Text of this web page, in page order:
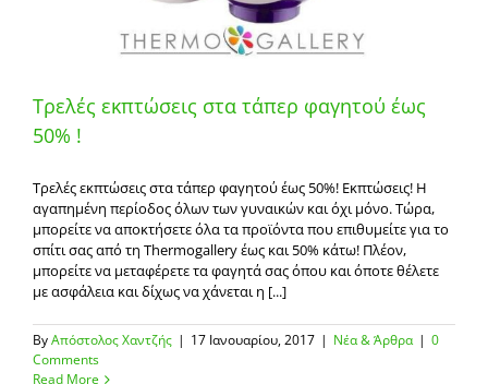
Τρελές εκπτώσεις στα τάπερ φαγητού έως
50% !
Τρελές εκπτώσεις στα τάπερ φαγητού έως 50%! Εκπτώσεις! Η
αγαπημένη περίοδος όλων των γυναικών και όχι μόνο. Τώρα,
μπορείτε να αποκτήσετε όλα τα προϊόντα που επιθυμείτε για το
σπίτι σας από τη Thermogallery έως και 50% κάτω! Πλέον,
μπορείτε να μεταφέρετε τα φαγητά σας όπου και όποτε θέλετε
με ασφάλεια και δίχως να χάνεται η [...]
ByΑπόστολος Χαντζής | 17 Ιανουαρίου, 2017 | Νέα & Άρθρα | 0
Comments
Read More